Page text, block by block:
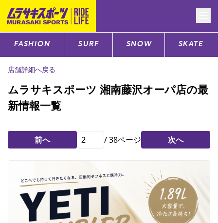
CATEGORY
サーフTOP
スノーTOP
CONTENTS SUPPORT
FASHION SURF SNOW SKATE
店舗詳細へ戻る
ムラサキスポーツ 湘南藤沢オーパ店の最
新情報一覧
前へ /38ページ 次へ